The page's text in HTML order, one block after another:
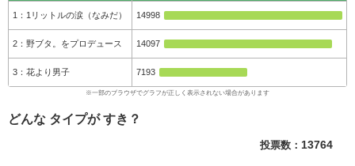
1リットルの涙（なみだ） 14998
野ブタ。をプロデュース 14097
花より男子 7193
どんな タイプが すき？
投票数： 13764